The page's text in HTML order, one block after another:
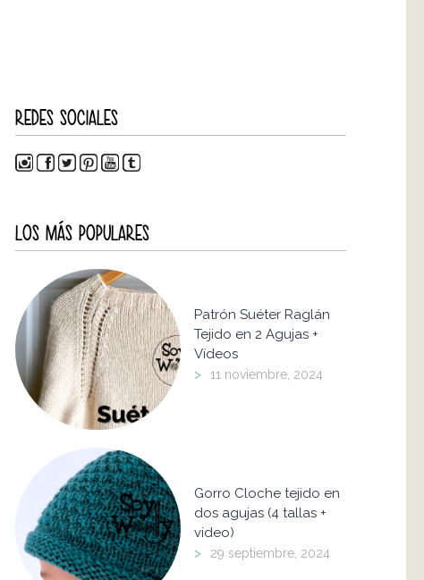
REDES SOCIALES
LOS MÁS POPULARES
Patrón Suéter Raglán
Tejido en 2 Agujas +
Vídeos
> 11 noviembre, 2024
Gorro Cloche tejido en
dos agujas (4 tallas +
video)
> 29 septiembre, 2024